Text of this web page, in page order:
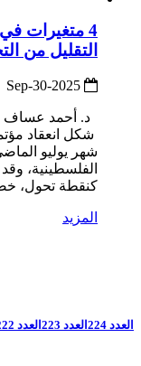
4 متغيرات
التقليل من
د. أحمد عساف
شكل انعقاد
شهر يوليو
الفلسطينية،
كنقطة تحول،
المزيد
العدد 224 العدد 223 العدد 222